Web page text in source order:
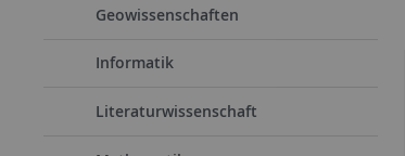
Geowissenschaften
Informatik
Literaturwissenschaft